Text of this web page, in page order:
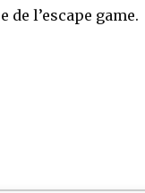
l’escape game.